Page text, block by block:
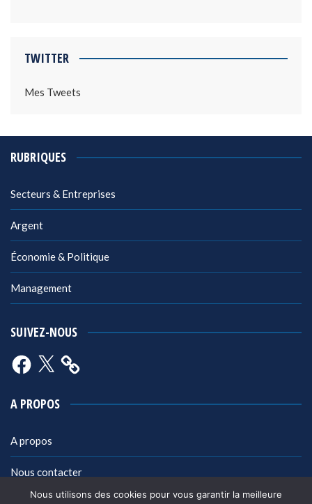
TWITTER
Mes Tweets
RUBRIQUES
Secteurs & Entreprises
Argent
Économie & Politique
Management
SUIVEZ-NOUS
Facebook
X
A PROPOS
A propos
Nous contacter
Nous utilisons des cookies pour vous garantir la meilleure